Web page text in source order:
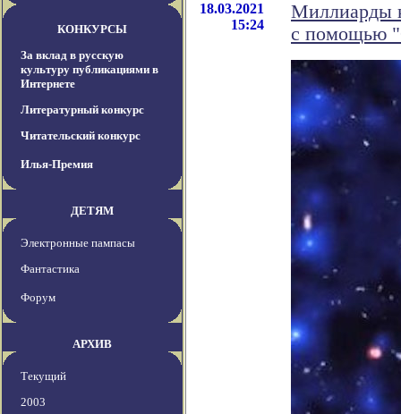
КОНКУРСЫ
За вклад в русскую
культуру публикациями в
Интернете
Литературный конкурс
Читательский конкурс
Илья-Премия
ДЕТЯМ
Электронные пампасы
Фантастика
Форум
АРХИВ
Текущий
2003
18.03.2021
15:24
Миллиарды
с помощью